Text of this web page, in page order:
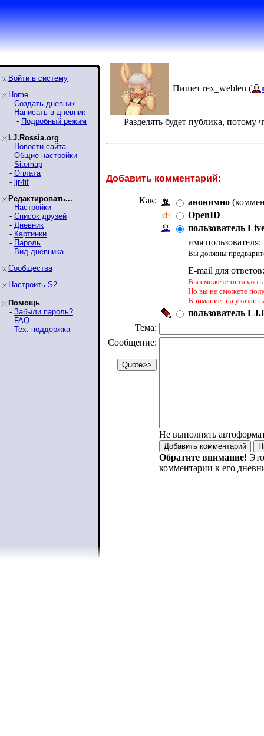
Войти в систему
Home
- Создать дневник
- Написать в дневник
- Подробный режим
LJ.Rossia.org
- Новости сайта
- Общие настройки
- Sitemap
- Оплата
- ljr-fif
Редактировать...
- Настройки
- Список друзей
- Дневник
- Картинки
- Пароль
- Вид дневника
Сообщества
Настроить S2
Помощь
- Забыли пароль?
- FAQ
- Тех. поддержка
Пишет rex_weblen (
Разделять будет публика, потому
Добавить комментарий:
Как: анонимно
OpenID
пользователь
имя пользователя:
Вы должны
E-mail для
Вы сможете
Но вы не сможете
Внимание: на
пользователь
Тема:
Сообщение:
Не выполнять
Обратите внимание!
комментарии к его